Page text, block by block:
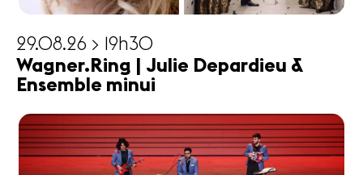
29.08.26 > 19h30
Wagner.Ring | Julie Depardieu &
Ensemble minui